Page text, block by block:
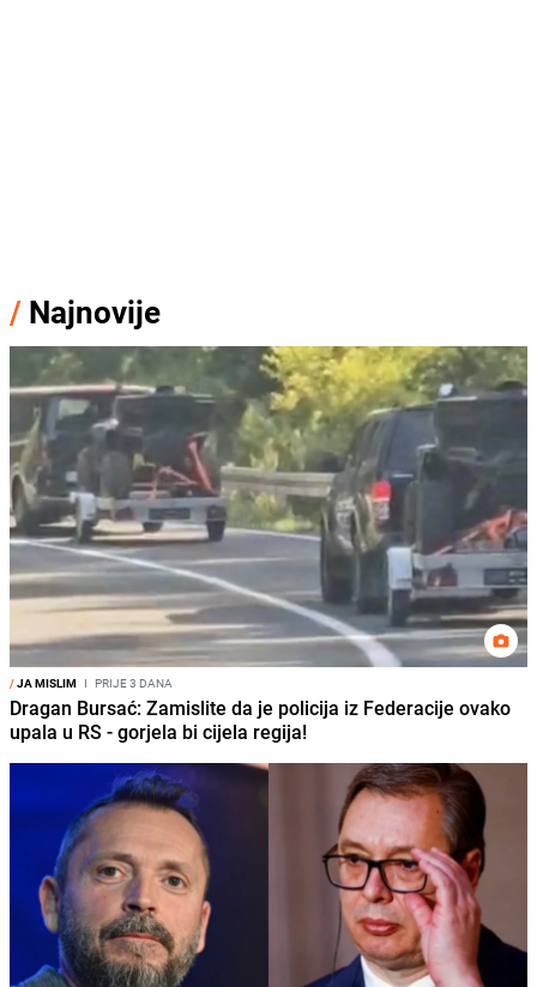
/ Najnovije
/JA MISLIM I PRIJE 3 DANA
Dragan Bursać: Zamislite da je policija iz Federacije ovako
upala u RS - gorjela bi cijela regija!